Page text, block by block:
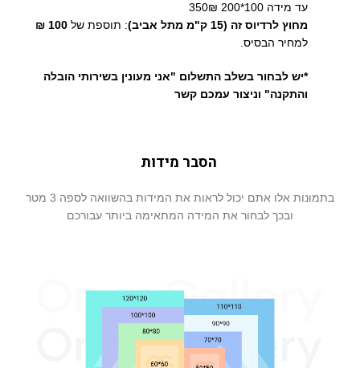
עד מידה 100*200 350₪
מחוץ לרדיוס זה (15 ק"מ מתל אביב)
: תוספת של 100 ₪
למחיר הבסיס.
*יש לבחור בשלב התשלום "אני מעונין בשירותי הובלה
והתקנה" וניצור עמכם קשר
הסבר מידות
בתמונות אלו אתם יכול לראות את המידות בהשוואה לספה 3 מטר
ובכך לבחור את המידה המתאימה ביותר עבורכם